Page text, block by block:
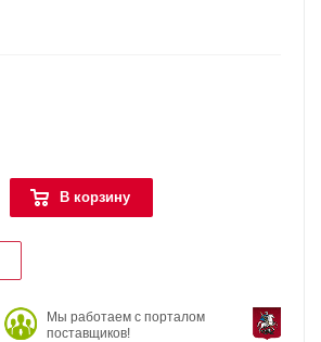
В корзину
Мы работаем с порталом
поставщиков!